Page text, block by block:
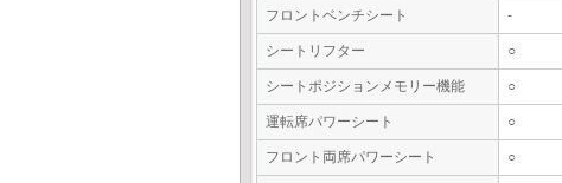
フロントベンチシート -
シートリフター ○
シートポジションメモリー機能 ○
運転席パワーシート ○
フロント両席パワーシート ○